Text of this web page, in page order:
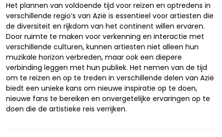
Het plannen van voldoende tijd voor reizen en optredens in
verschillende regio’s van Azië is essentieel voor artiesten die
de diversiteit en rijkdom van het continent willen ervaren.
Door ruimte te maken voor verkenning en interactie met
verschillende culturen, kunnen artiesten niet alleen hun
muzikale horizon verbreden, maar ook een diepere
verbinding leggen met hun publiek. Het nemen van de tijd
om te reizen en op te treden in verschillende delen van Azië
biedt een unieke kans om nieuwe inspiratie op te doen,
nieuwe fans te bereiken en onvergetelijke ervaringen op te
doen die de artistieke reis verrijken.